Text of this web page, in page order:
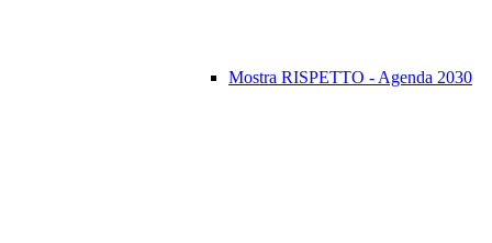
Mostra RISPETTO - Agenda 2030